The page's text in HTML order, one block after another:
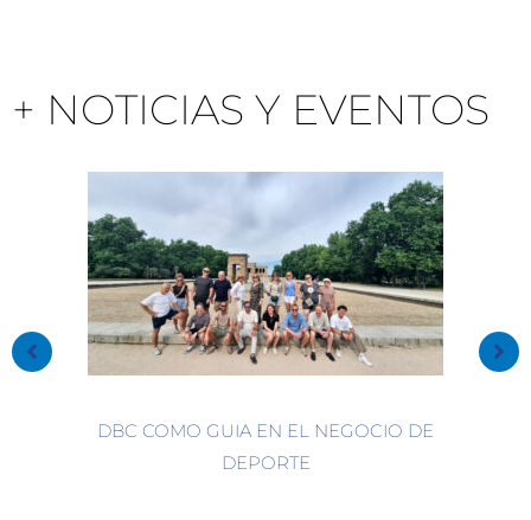
+ NOTICIAS Y EVENTOS
DBC COMO GUIA EN EL NEGOCIO DE
DEPORTE